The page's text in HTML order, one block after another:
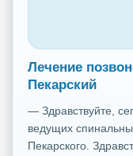
Лечение
Пекарский
— Здравствуйте,
ведущих
Пекарского.